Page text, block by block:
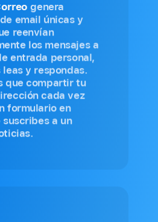
genera
email únicas y
reenvían
los mensajes a
entrada personal,
leas y respondas.
que compartir tu
cada vez
formulario en
a un